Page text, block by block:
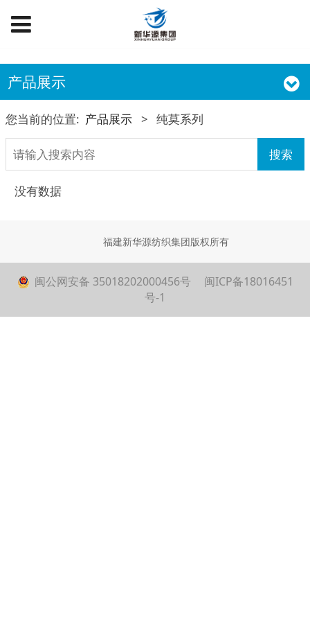
产品展示
您当前的位置: 产品展示 > 纯莫系列
搜索
没有数据
福建新华源纺织集团版权所有
闽公网安备 35018202000456号
闽ICP备18016451
号-1